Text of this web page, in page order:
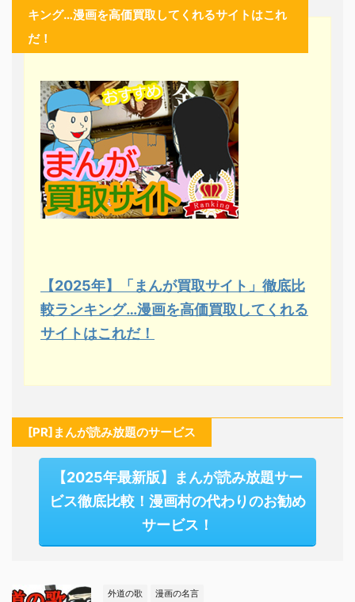
キング…漫画を高価買取してくれるサイトはこれ
だ！
【2025年】「まんが買取サイト」徹底比
較ランキング…漫画を高価買取してくれる
サイトはこれだ！
[PR]まんが読み放題のサービス
【2025年最新版】まんが読み放題サー
ビス徹底比較！漫画村の代わりのお勧め
サービス！
外道の歌 漫画の名言